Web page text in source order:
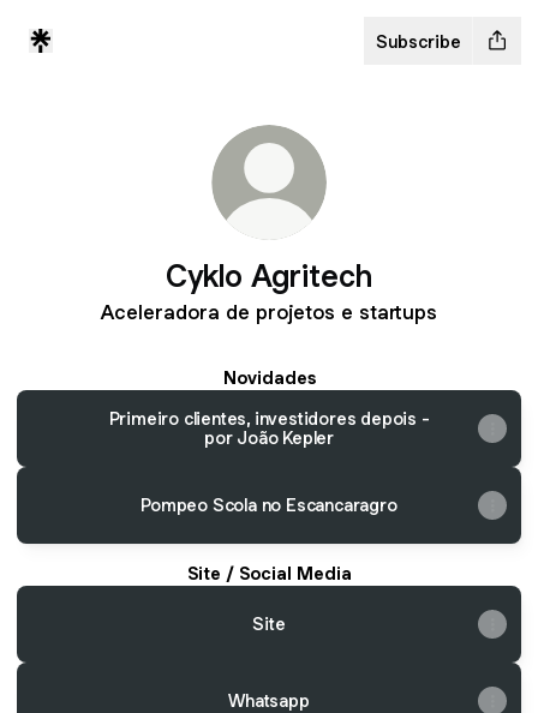
Subscribe
Cyklo Agritech
Aceleradora de projetos e startups
Novidades
Primeiro clientes, investidores depois -
por João Kepler
Pompeo Scola no Escancaragro
Site / Social Media
Site
Whatsapp